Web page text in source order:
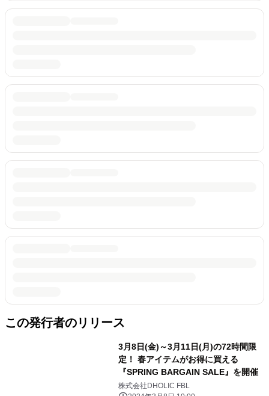
この発行者のリリース
3月8日(金)～3月11日(月)の72時間限
定！ 春アイテムがお得に買える
『SPRING BARGAIN SALE』を開催
株式会社DHOLIC FBL